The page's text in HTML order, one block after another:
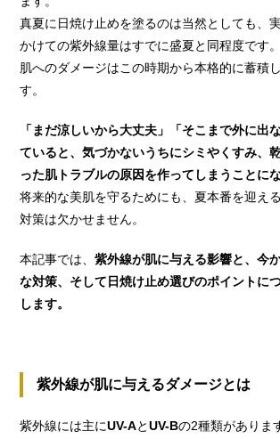
真夏に日焼け止めを塗るのは当然としても、
かけての紫外線量はすでに盛夏と同程度です。
肌へのダメージはこの時期から本格的に蓄積
す。
「まだ涼しいから大丈夫」「そこまで外に出
ていると、気づかないうちにシミやくすみ、
った肌トラブルの原因を作ってしまうことにな
将来的な美肌を守るためにも、夏本番を迎え
対策は欠かせません。
本記事では、紫外線が肌に与える影響と、今
な対策、そして日焼け止め選びのポイントに
します。
紫外線が肌に与えるダメージとは
紫外線には主にUV-AとUV-Bの2種類がありま